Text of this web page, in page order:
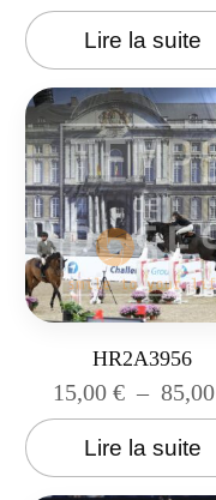
Lire la suite
HR2A3956
15,00 € – 85,00
Lire la suite